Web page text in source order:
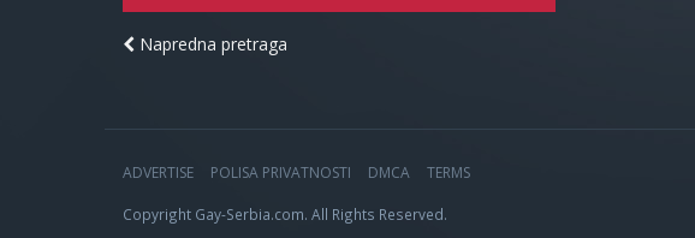
Napredna pretraga
ADVERTISE POLISA PRIVATNOSTI DMCA TERMS
Copyright Gay-Serbia.com. All Rights Reserved.